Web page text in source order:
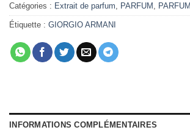
Catégories : Extrait de parfum PARFUM
Étiquette : GIORGIO ARMANI
INFORMATIONS COMPLÉMENTAIRES